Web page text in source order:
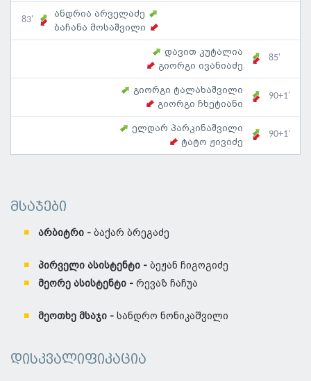
83'
ანდრია არველაძე
ბაჩანა მოსაშვილი
დავით კუტალია
გიორგი ივანიაძე
85'
გიორგი ტალახაშვილი
გიორგი ჩხეტიანი
90+1'
ელდარ პარკინაშვილი
ტატო ჟივიძე
90+1'
მსაჯები
არბიტრი - ბაქარ ბრეგაძე
პირველი ასისტენტი - ბეჟან ჩიგოგიძე
მეორე ასისტენტი - რევაზ ჩაჩუა
მეოთხე მსაჯი - სანდრო ნონიკაშვილი
დისკვალიფიკაცია